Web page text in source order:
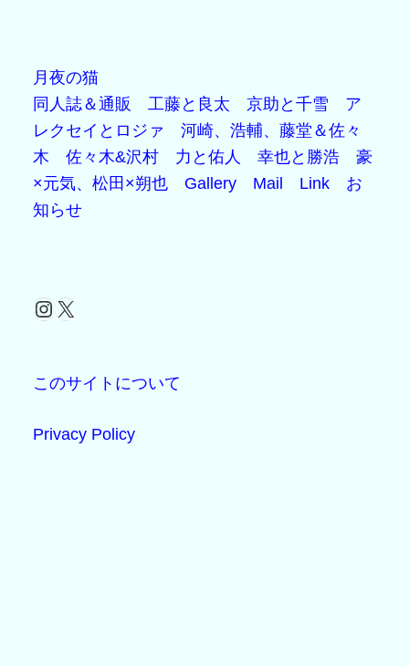
月夜の猫
同人誌＆通販
工藤と良太 京助と千雪
ア
レクセイとロジァ
河崎、浩輔、藤堂＆佐々
木
佐々木&沢村 力と佑人 幸也と勝浩
豪
×元気、松田×朔也
Gallery Mail Link
お
知らせ
Instagram
X
このサイトについて
Privacy Policy